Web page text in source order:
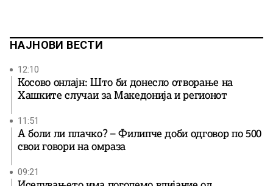
НАЈНОВИ ВЕСТИ
12:10
Косово онлајн: Што би донесло отворање на
Хашките случаи за Македонија и регионот
11:51
А боли ли плачко? – Филипче доби одговор по 500
свои говори на омраза
09:21